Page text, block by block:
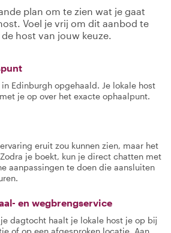
plan om te zien wat je gaat
Voel je vrij om dit aanbod te
host van jouw keuze.
in Edinburgh opgehaald. Je lokale host
je op over het exacte ophaalpunt.
eruit zou kunnen zien, maar het
je boekt, kun je direct chatten met
aanpassingen te doen die aansluiten
en wegbrengservice
dagtocht haalt je lokale host je op bij
of op een afgesproken locatie. Aan